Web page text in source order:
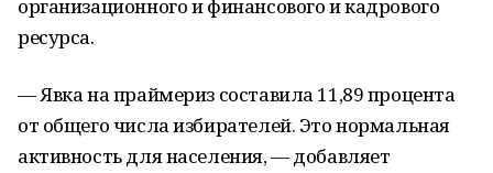
организационного и финансового и кадрового
ресурса.
— Явка на праймериз составила 11,89 процента
от общего числа избирателей. Это нормальная
активность для населения, — добавляет